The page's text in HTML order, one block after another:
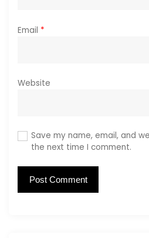
Email *
Website
Save my name, email, and
the next time I comment.